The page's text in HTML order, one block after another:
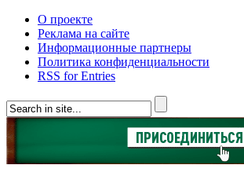
О проекте
Реклама на сайте
Информационные партнеры
Политика конфиденциальности
RSS for Entries